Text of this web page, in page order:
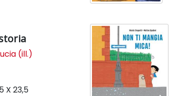
(ill.)
X 23,5